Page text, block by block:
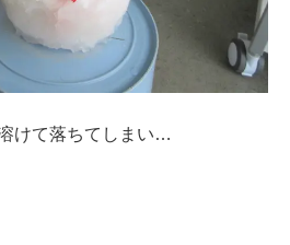
けて落ちてしまい…